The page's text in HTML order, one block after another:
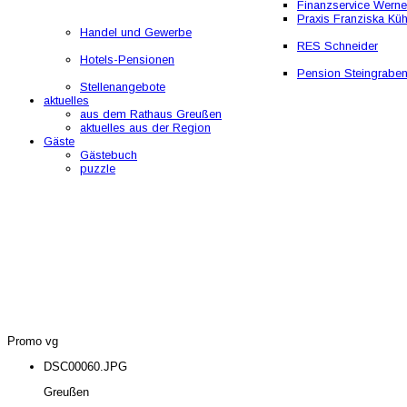
Finanzservice
Praxis Franziska
Handel und Gewerbe
RES Schneider
Hotels-Pensionen
Pension Steingraben
Stellenangebote
aktuelles
aus dem Rathaus Greußen
aktuelles aus der Region
Gäste
Gästebuch
puzzle
Promo vg
DSC00060.JPG
Greußen